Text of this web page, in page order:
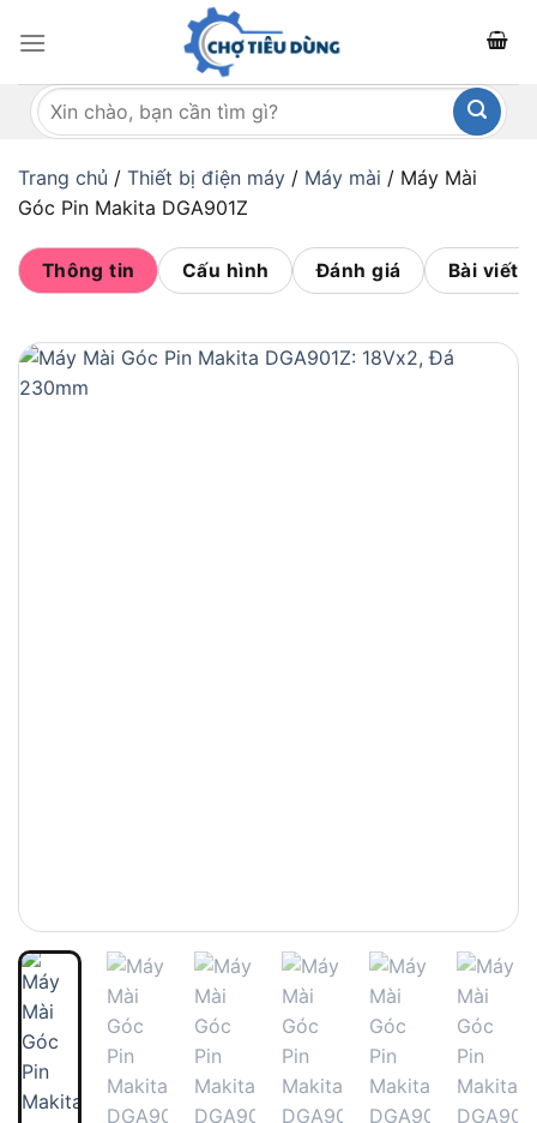
qua
dungTìm
kiếm:
Trang chủ / Thiết bị điện máy / Máy mài / Máy Mài
Góc Pin Makita DGA901Z
Thông tin Cấu hình Đánh giá Bài viết